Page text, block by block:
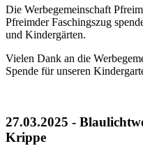
Die Werbegemeinschaft
Pfreimder Faschingszug
und Kindergärten.
Vielen Dank an die
Spende für unseren
27.03.2025 -
Krippe